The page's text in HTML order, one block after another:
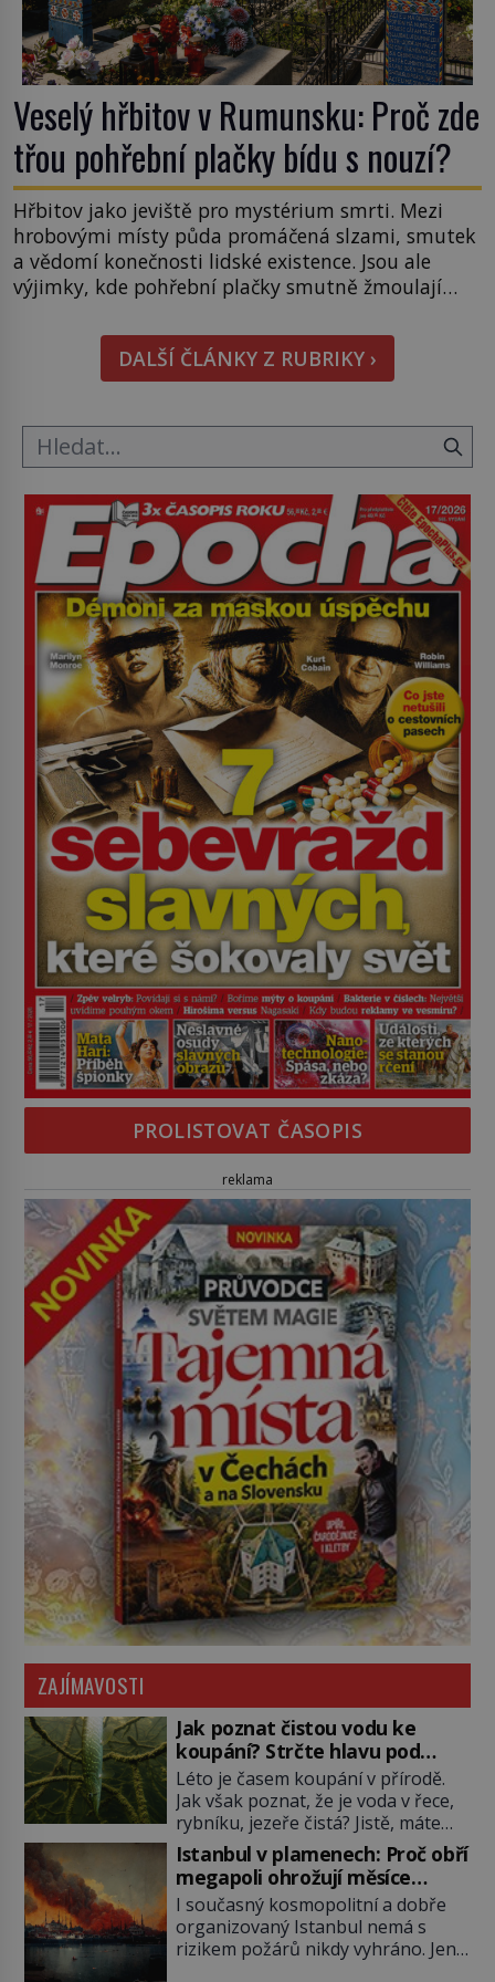
Veselý hřbitov v Rumunsku: Proč zde
třou pohřební plačky bídu s nouzí?
Hřbitov jako jeviště pro mystérium smrti. Mezi
hrobovými místy půda promáčená slzami, smutek
a vědomí konečnosti lidské existence. Jsou ale
výjimky, kde pohřební plačky smutně žmoulají
pohledu na výši vyměřené podpory
v nezaměstnanosti. Kam vás pozveme? Unikátní
hřbitov, který si vysloužil název „Veselý“, najdeme
DALŠÍ ČLÁNKY Z RUBRIKY ›
PROLISTOVAT ČASOPIS
reklama
ZAJÍMAVOSTI
Jak poznat čistou vodu ke
koupání? Strčte hlavu pod
hladinu!
Léto je časem koupání v přírodě.
Jak však poznat, že je voda v řece,
rybníku, jezeře čistá? Jistě, máte
možnost využít informace
hygieniků či podrobit křížovému
výslechu provozovatele přírodního
koupaliště. Existuje ale ještě jiná
alternativa. Jaká? Podívat se pod
hladinu a zjistit, kdo si onu
Istanbul v plamenech: Proč obří
megapoli ohrožují měsíce
smaženého lilku?
I současný kosmopolitní a dobře
organizovaný Istanbul nemá s
rizikem požárů nikdy vyhráno. Jen